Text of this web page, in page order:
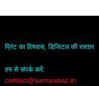
प्रिंट का विश्वास, डिजिटल की रफ़्तार
हम से संपर्क करें:
contact@aamawaaz.in